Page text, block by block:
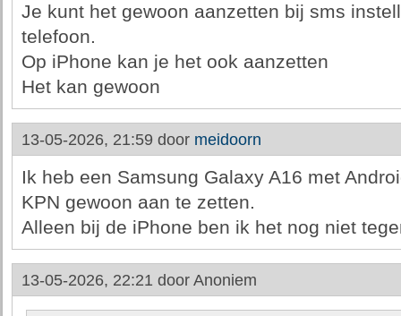
Je kunt het gewoon aanzetten bij sms
telefoon.
Op iPhone kan je het ook aanzetten
Het kan gewoon
13-05-2026, 21:59 door meidoorn
Ik heb een Samsung Galaxy A16 met
KPN gewoon aan te zetten.
Alleen bij de iPhone ben ik het nog niet
13-05-2026, 22:21 door Anoniem